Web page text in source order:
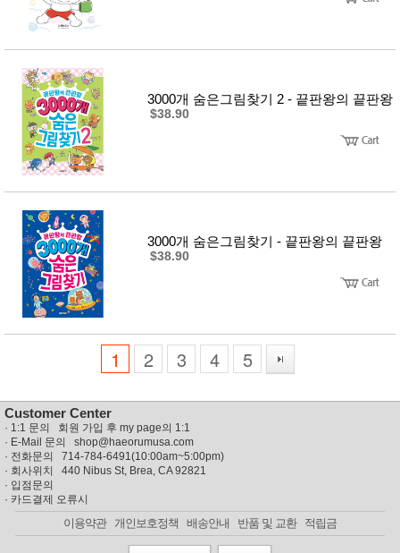
3000개 숨은그림찾기 2 - 끝판왕의 끝판왕
$38.90
3000개 숨은그림찾기 - 끝판왕의 끝판왕
$38.90
1 2 3 4 5
Customer Center
· 1:1 문의 회원 가입 후 my page의 1:1
· E-Mail 문의 shop@haeorumusa.com
· 전화문의 714-784-6491(10:00am~5:00pm)
· 회사위치 440 Nibus St, Brea, CA 92821
· 입점문의
· 카드결제 오류시
이용약관 개인보호정책 배송안내 반품 및 교환 적립금